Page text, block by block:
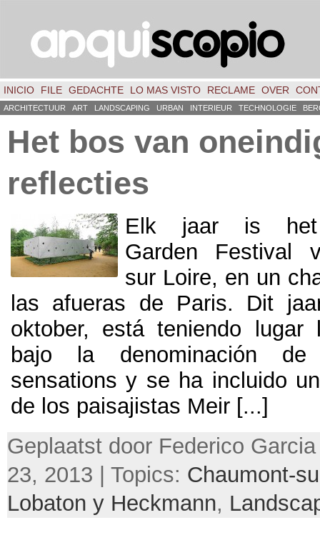
INICIO FILE GEDACHTE LO MAS VISTO RECLAME OVER
ARCHITECTUUR ART LANDSCAPING URBAN INTERIEUR TECHNOLOGIE
Het bos van
reflecties
Elk jaar is het
Garden Festival
sur Loire, en un
las afueras de Paris. Dit
oktober, está teniendo lugar
bajo la denominación
sensations y se ha incluido
de los paisajistas Meir [...]
Geplaatst door Federico
23, 2013 | Topics: Chaumont-
Lobaton y Heckmann,